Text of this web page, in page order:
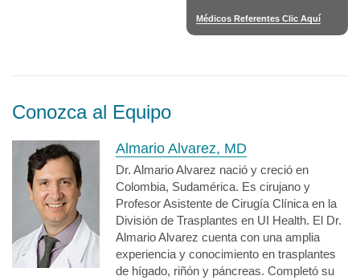
Médicos Referentes Clic Aquí
Conozca al Equipo
Almario Alvarez, MD
Dr. Almario Alvarez nació y creció en
Colombia, Sudamérica. Es cirujano y
Profesor Asistente de Cirugía Clínica en la
División de Trasplantes en UI Health. El Dr.
Almario Alvarez cuenta con una amplia
experiencia y conocimiento en trasplantes
de hígado, riñón y páncreas. Completó su